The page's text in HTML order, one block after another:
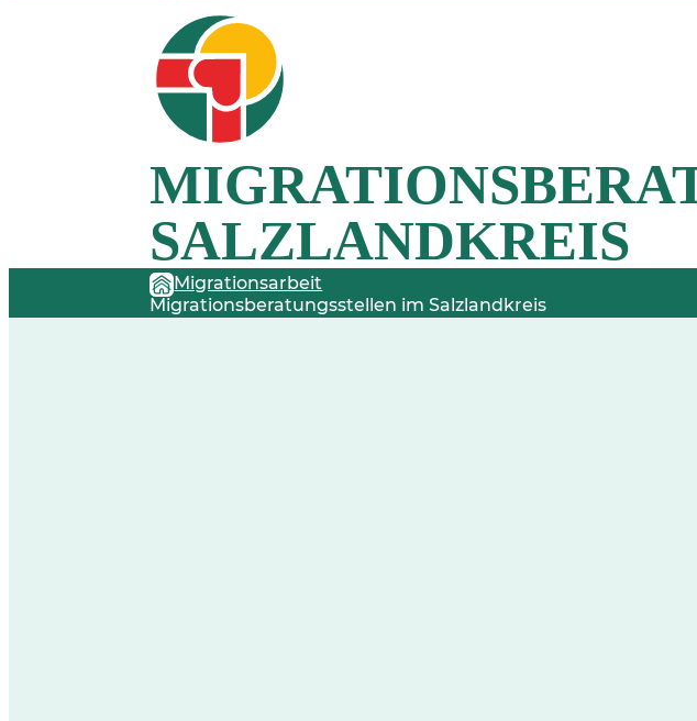
SALZLANDKREIS
Migrationsarbeit
Migrationsberatungsstellen im Salzlandkreis